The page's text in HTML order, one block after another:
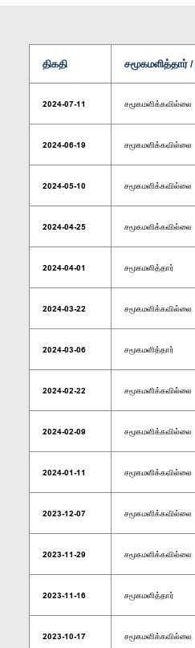
திகதி சமூகமளித்தார்
2024-07-11 சமூகமளிக்கவில்லை
2024-06-19 சமூகமளிக்கவில்லை
2024-05-10 சமூகமளிக்கவில்லை
2024-04-25 சமூகமளிக்கவில்லை
2024-04-01 சமூகமளித்தார்
2024-03-22 சமூகமளிக்கவில்லை
2024-03-06 சமூகமளித்தார்
2024-02-22 சமூகமளிக்கவில்லை
2024-02-09 சமூகமளிக்கவில்லை
2024-01-11 சமூகமளிக்கவில்லை
2023-12-07 சமூகமளிக்கவில்லை
2023-11-29 சமூகமளிக்கவில்லை
2023-11-16 சமூகமளித்தார்
2023-10-17 சமூகமளிக்கவில்லை